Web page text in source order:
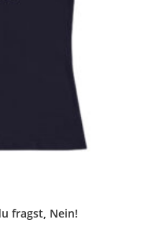
fragst, Nein!